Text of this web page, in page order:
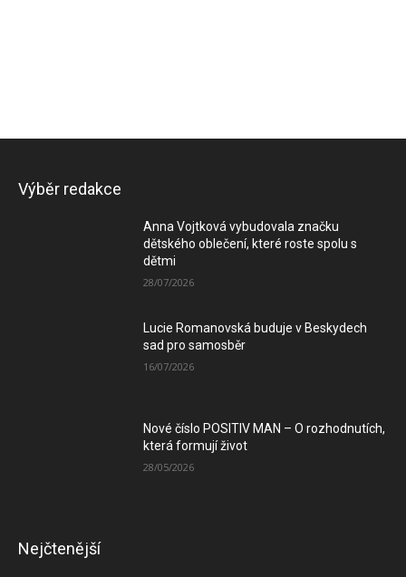
Výběr redakce
Anna Vojtková vybudovala značku
dětského oblečení, které roste spolu s
dětmi
28/07/2026
Lucie Romanovská buduje v Beskydech
sad pro samosběr
16/07/2026
Nové číslo POSITIV MAN – O rozhodnutích,
která formují život
28/05/2026
Nejčtenější